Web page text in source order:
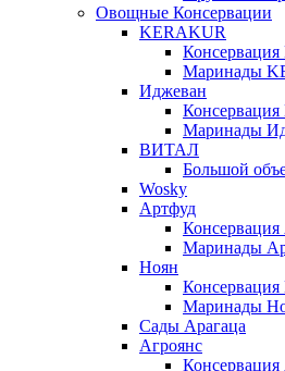
Овощные Консервации
KERAKUR
Маринады
Иджеван
Маринады
ВИТАЛ
Большой
Wosky
Артфуд
Маринады
Ноян
Маринады
Сады Арагаца
Агроянс
Консервация